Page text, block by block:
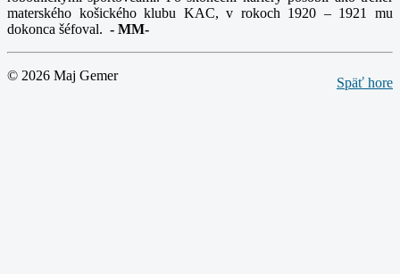
materského košického klubu KAC, v rokoch 1920 – 1921 mu
dokonca šéfoval. - MM-
Späť hore
© 2026 Maj Gemer